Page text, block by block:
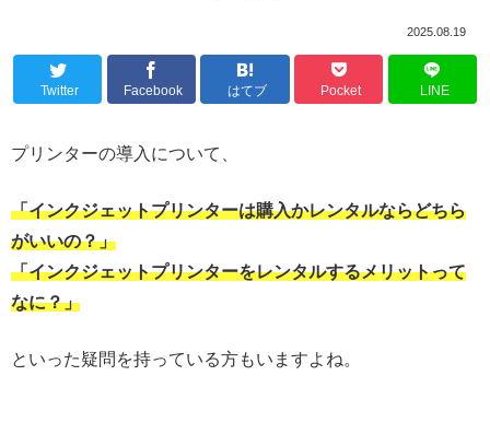
2025.08.19
Twitter Facebook はてブ Pocket LINE
プリンターの導入について、
「インクジェットプリンターは購入かレンタルならどちら
がいいの？」
「インクジェットプリンターをレンタルするメリットって
なに？」
といった疑問を持っている方もいますよね。